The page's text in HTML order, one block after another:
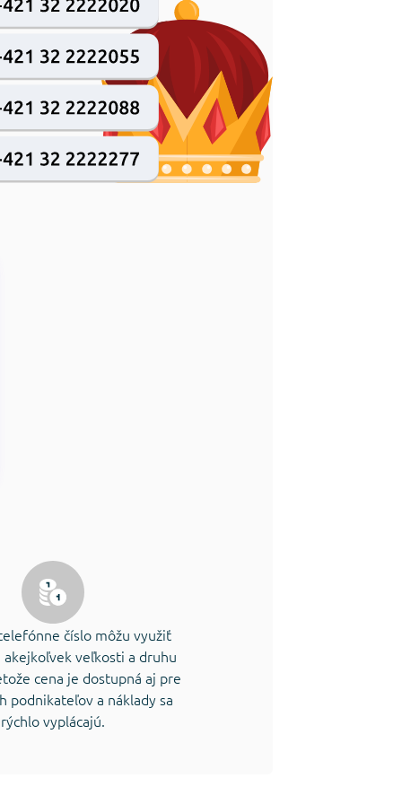
číslo môžu využiť
veľkosti a druhu
cena je dostupná aj pre
podnikateľov a náklady sa
rýchlo vyplácajú.